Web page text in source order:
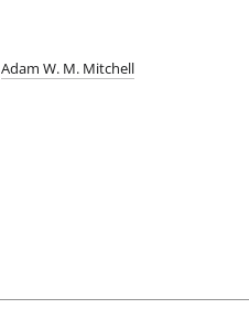
Adam W. M. Mitchell